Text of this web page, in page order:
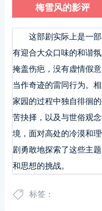
梅雪风的影评
这部剧实际上是一
有迎合大众口味的和谐
掩盖伤疤，没有虚情假
当作奇迹的雷同行为。
家园的过程中独自徘徊
苦抉择，以及与世俗观
境，面对高处的冷漠和
剧勇敢地探索了这些主
和思想的挑战。
标签：